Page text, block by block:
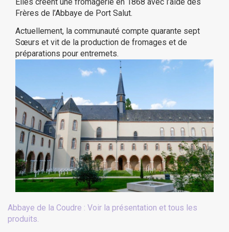
Elles créent une fromagerie en 1868 avec l’aide des
Frères de l’Abbaye de Port Salut.
Actuellement, la communauté compte quarante sept
Sœurs et vit de la production de fromages et de
préparations pour entremets.
Abbaye de la Coudre : Voir la présentation et tous les
produits.